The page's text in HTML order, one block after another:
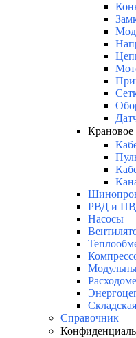
Крановое
РВД и
Насосы
Справочник